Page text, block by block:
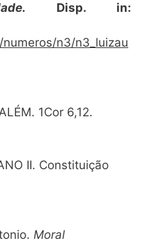
Disp. in:
n3/n3_luizau
1Cor 6,12.
II. Constituição
Moral